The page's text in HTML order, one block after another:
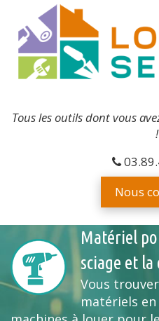
Tous les outils dont vous
!
Nous
Matériel
sciage et
Vous
matériels